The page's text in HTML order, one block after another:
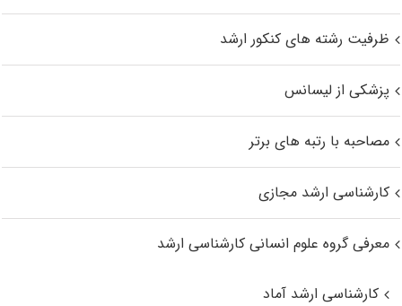
ظرفیت رشته های کنکور ارشد
پزشکی از لیسانس
مصاحبه با رتبه های برتر
کارشناسی ارشد مجازی
معرفی گروه علوم انسانی کارشناسی ارشد
کارشناسی ارشد آماد